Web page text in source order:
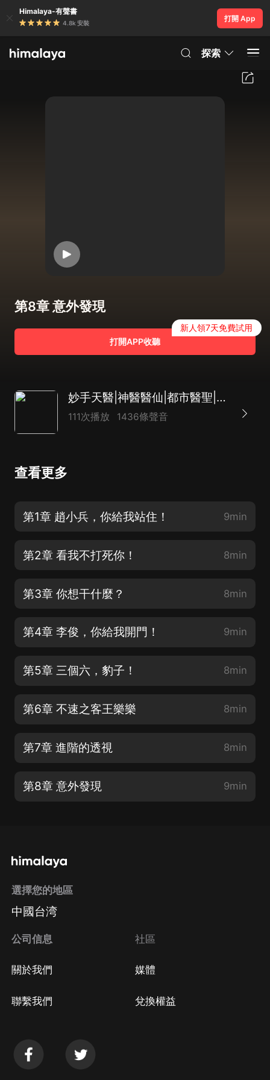
Himalaya-有聲書
4.8k 安裝
打開 App
探索
第8章 意外發現
打開APP收聽
新人領7天免費試用
妙手天醫|神醫醫仙|都市醫聖|屌絲|透
111次播放 1436條聲音
查看更多
第1章 趙小兵，你給我站住！ 9min
第2章 看我不打死你！ 8min
第3章 你想干什麼？ 8min
第4章 李俊，你給我開門！ 9min
第5章 三個六，豹子！ 8min
第6章 不速之客王樂樂 8min
第7章 進階的透視 8min
第8章 意外發現 9min
選擇您的地區
中國台湾
公司信息
關於我們
聯繫我們
社區
媒體
兌換權益